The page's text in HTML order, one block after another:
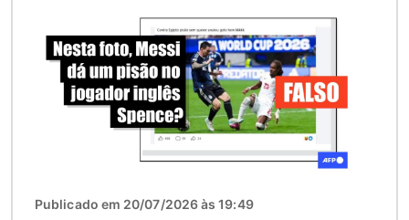
Publicado em 20/07/2026 às 19:49